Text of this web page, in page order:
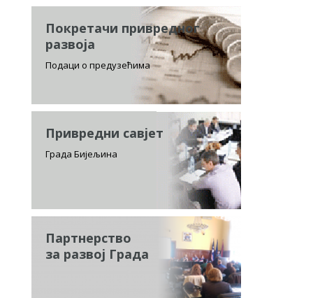
Покретачи привредног
развоја
Подаци о предузећима
Привредни савјет
Града Бијељина
Партнерство
за развој Града